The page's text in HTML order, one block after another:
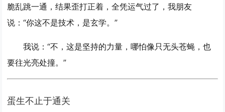
脆乱跳一通，结果歪打正着，全凭运气过了，我朋友
说：“你这不是技术，是玄学。”
我说：“不，这是坚持的力量 ，哪怕像只无头苍蝇，也
要往光亮处撞。”
蛋生不止于通关